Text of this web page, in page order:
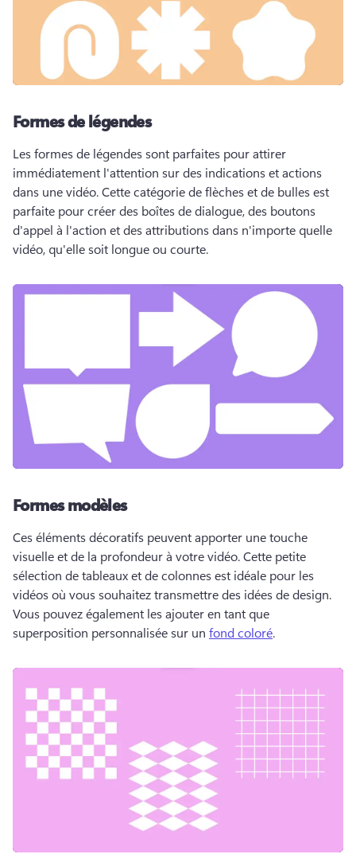
Formes de légendes
Les formes de légendes sont parfaites pour attirer
immédiatement l'attention sur des indications et actions
dans une vidéo. Cette catégorie de flèches et de bulles est
parfaite pour créer des boîtes de dialogue, des boutons
d'appel à l'action et des attributions dans n'importe quelle
vidéo, qu'elle soit longue ou courte.
Formes modèles
Ces éléments décoratifs peuvent apporter une touche
visuelle et de la profondeur à votre vidéo. Cette petite
sélection de tableaux et de colonnes est idéale pour les
Vous pouvez également les ajouter en tant que
superposition personnalisée sur un fond coloré.